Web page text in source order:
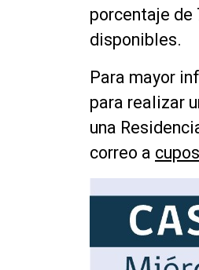
porcentaje de
disponibles.
Para mayor
para realizar
una
correo a